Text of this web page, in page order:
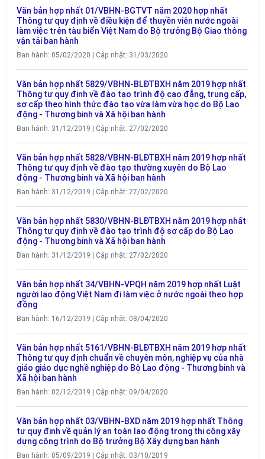
Văn bản hợp nhất 01/VBHN-BGTVT năm 2020 hợp nhất
Thông tư quy định về điều kiện để thuyền viên nước ngoài
làm việc trên tàu biển Việt Nam do Bộ trưởng Bộ Giao thông
vận tải ban hành
Ban hành: 05/02/2020 | Cập nhật: 31/03/2020
Văn bản hợp nhất 5829/VBHN-BLĐTBXH năm 2019 hợp nhất
Thông tư quy định về đào tạo trình độ cao đẳng, trung cấp,
sơ cấp theo hình thức đào tạo vừa làm vừa học do Bộ Lao
động - Thương binh và Xã hội ban hành
Ban hành: 31/12/2019 | Cập nhật: 27/02/2020
Văn bản hợp nhất 5828/VBHN-BLĐTBXH năm 2019 hợp nhất
Thông tư quy định về đào tạo thường xuyên do Bộ Lao
động - Thương binh và Xã hội ban hành
Ban hành: 31/12/2019 | Cập nhật: 27/02/2020
Văn bản hợp nhất 5830/VBHN-BLĐTBXH năm 2019 hợp nhất
Thông tư quy định về đào tạo trình độ sơ cấp do Bộ Lao
động - Thương binh và Xã hội ban hành
Ban hành: 31/12/2019 | Cập nhật: 27/02/2020
Văn bản hợp nhất 34/VBHN-VPQH năm 2019 hợp nhất Luật
người lao động Việt Nam đi làm việc ở nước ngoài theo hợp
đồng
Ban hành: 16/12/2019 | Cập nhật: 08/04/2020
Văn bản hợp nhất 5161/VBHN-BLĐTBXH năm 2019 hợp nhất
Thông tư quy định chuẩn về chuyên môn, nghiệp vụ của nhà
giáo giáo dục nghề nghiệp do Bộ Lao động - Thương binh và
Xã hội ban hành
Ban hành: 02/12/2019 | Cập nhật: 09/04/2020
Văn bản hợp nhất 03/VBHN-BXD năm 2019 hợp nhất Thông
tư quy định về quản lý an toàn lao động trong thi công xây
dựng công trình do Bộ trưởng Bộ Xây dựng ban hành
Ban hành: 05/09/2019 | Cập nhật: 03/10/2019